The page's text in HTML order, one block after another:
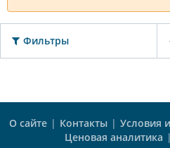
Фильтры
О сайте | Контакты | Условия
Ценовая аналитика |